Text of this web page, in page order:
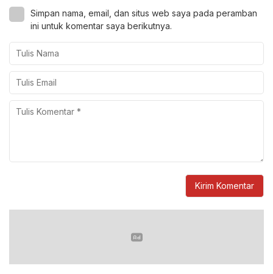
Simpan nama, email, dan situs web saya pada peramban
ini untuk komentar saya berikutnya.